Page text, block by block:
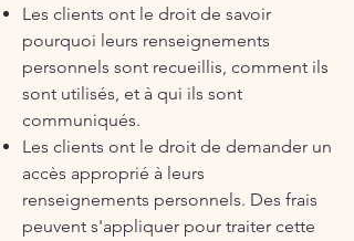
Les clients ont le droit de savoir
pourquoi leurs renseignements
personnels sont recueillis, comment ils
sont utilisés, et à qui ils sont
communiqués.
Les clients ont le droit de demander un
accès approprié à leurs
renseignements personnels. Des frais
peuvent s'appliquer pour traiter cette